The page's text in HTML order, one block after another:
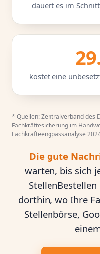
dauert es im
kostet eine
* Quellen: Zentralverband des
Fachkräftesicherung im
Fachkräfteengpassanalyse
Die gute
warten, bis sich
dorthin, wo Ihre
Stellenbörse,